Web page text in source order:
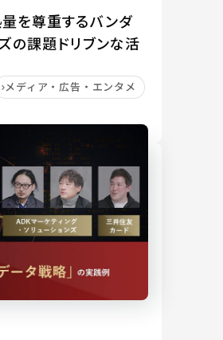
を尊重するバンダ
の課題ドリブンな活
メディア・広告・エンタメ